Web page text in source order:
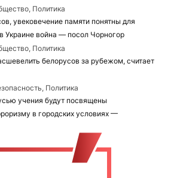
Политика
увековечение памяти понятны для
Украине война — посол Чорногор
Политика
белорусов за рубежом, считает
Политика
учения будут посвящены
в городских условиях —